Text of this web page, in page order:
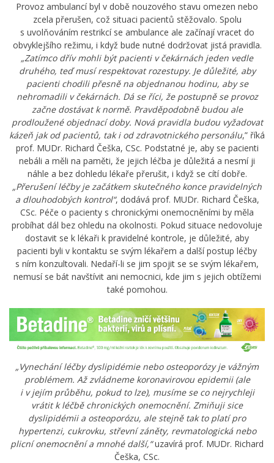
Provoz ambulancí byl v době nouzového stavu omezen nebo
zcela přerušen, což situaci pacientů stěžovalo. Spolu
s uvolňováním restrikcí se ambulance ale začínají vracet do
obvyklejšího režimu, i když bude nutné dodržovat jistá pravidla.
„Zatímco dřív mohli být pacienti v čekárnách jeden vedle
druhého, teď musí respektovat rozestupy. Je důležité, aby
pacienti chodili přesně na objednanou hodinu, aby se
nehromadili v čekárnách. Dá se říci, že postupně se provoz
začne dostávat k normě. Pravděpodobně budou ale
prodloužené objednací doby. Nová pravidla budou vyžadovat
kázeň jak od pacientů, tak i od zdravotnického personálu,” říká
prof. MUDr. Richard Češka, CSc. Podstatné je, aby se pacienti
nebáli a měli na paměti, že jejich léčba je důležitá a nesmí ji
náhle a bez dohledu lékaře přerušit, i když se cítí dobře.
„Přerušení léčby je začátkem skutečného konce pravidelných
a dlouhodobých kontrol“, dodává prof. MUDr. Richard Češka,
CSc. Péče o pacienty s chronickými onemocněními by měla
probíhat dál bez ohledu na okolnosti. Pokud situace nedovoluje
dostavit se k lékaři k pravidelné kontrole, je důležité, aby
pacienti byli v kontaktu se svým lékařem a další postup léčby
s ním konzultovali. Nedaří-li se jim spojit se se svým lékařem,
nemusí se bát navštívit ani nemocnici, kde jim s jejich obtížemi
také pomohou.
„Vynechání léčby dyslipidémie nebo osteoporózy je vážným
problémem. Až zvládneme koronavirovou epidemii (ale
i v jejím průběhu, pokud to lze), musíme se co nejrychleji
vrátit k léčbě chronických onemocnění. Zmiňuji sice
dyslipidémii a osteoporózu, ale stejně tak to platí pro
hypertenzi, cukrovku, střevní záněty, revmatologická nebo
plicní onemocnění a mnohé další,“uzavírá prof. MUDr. Richard
Češka, CSc.